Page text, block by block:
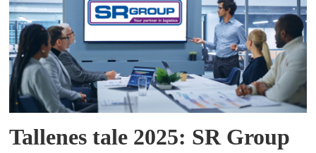
Tallenes tale 2025: SR Group